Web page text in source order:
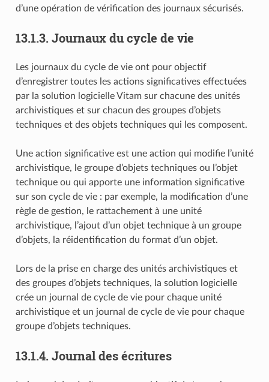
d’une opération de vérification des journaux sécurisés.
13.1.3. Journaux du cycle de vie
Les journaux du cycle de vie ont pour objectif
d’enregistrer toutes les actions significatives effectuées
par la solution logicielle Vitam sur chacune des unités
archivistiques et sur chacun des groupes d’objets
techniques et des objets techniques qui les composent.
Une action significative est une action qui modifie l’unité
archivistique, le groupe d’objets techniques ou l’objet
technique ou qui apporte une information significative
sur son cycle de vie : par exemple, la modification d’une
règle de gestion, le rattachement à une unité
archivistique, l’ajout d’un objet technique à un groupe
d’objets, la réidentification du format d’un objet.
Lors de la prise en charge des unités archivistiques et
des groupes d’objets techniques, la solution logicielle
crée un journal de cycle de vie pour chaque unité
archivistique et un journal de cycle de vie pour chaque
groupe d’objets techniques.
13.1.4. Journal des écritures